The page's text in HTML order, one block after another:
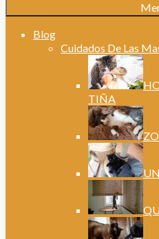
Blog
Cuidados De Las
TIÑA